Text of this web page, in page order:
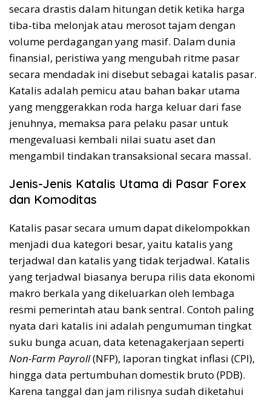
secara drastis dalam hitungan detik ketika harga
tiba-tiba melonjak atau merosot tajam dengan
volume perdagangan yang masif. Dalam dunia
finansial, peristiwa yang mengubah ritme pasar
secara mendadak ini disebut sebagai katalis pasar.
Katalis adalah pemicu atau bahan bakar utama
yang menggerakkan roda harga keluar dari fase
jenuhnya, memaksa para pelaku pasar untuk
mengevaluasi kembali nilai suatu aset dan
mengambil tindakan transaksional secara massal.
Jenis-Jenis Katalis Utama di Pasar Forex
dan Komoditas
Katalis pasar secara umum dapat dikelompokkan
menjadi dua kategori besar, yaitu katalis yang
terjadwal dan katalis yang tidak terjadwal. Katalis
yang terjadwal biasanya berupa rilis data ekonomi
makro berkala yang dikeluarkan oleh lembaga
resmi pemerintah atau bank sentral. Contoh paling
nyata dari katalis ini adalah pengumuman tingkat
suku bunga acuan, data ketenagakerjaan seperti
Non-Farm Payroll(NFP), laporan tingkat inflasi (CPI),
hingga data pertumbuhan domestik bruto (PDB).
Karena tanggal dan jam rilisnya sudah diketahui